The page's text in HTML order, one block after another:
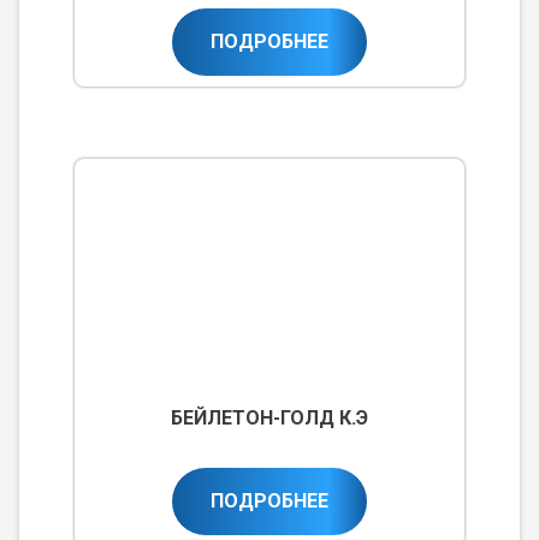
ПОДРОБНЕЕ
БЕЙЛЕТОН-ГОЛД К.Э
ПОДРОБНЕЕ